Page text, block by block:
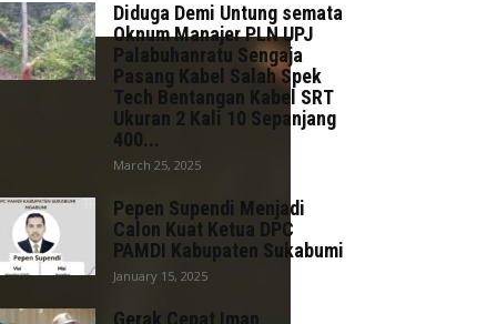
Diduga Demi Untung semata
Oknum Manajer PLN UPJ
Palabuhanratu Sengaja
Pasang Kabel Salah Spek
Tech Bentangan Kabel SRT
Ukuran 2 Kali 10 Sepanjang
400...
March 25, 2025
Pepen Supendi Menjadi
Calon Kuat Ketua DPC
PAMDI Kabupaten Sukabumi
January 15, 2025